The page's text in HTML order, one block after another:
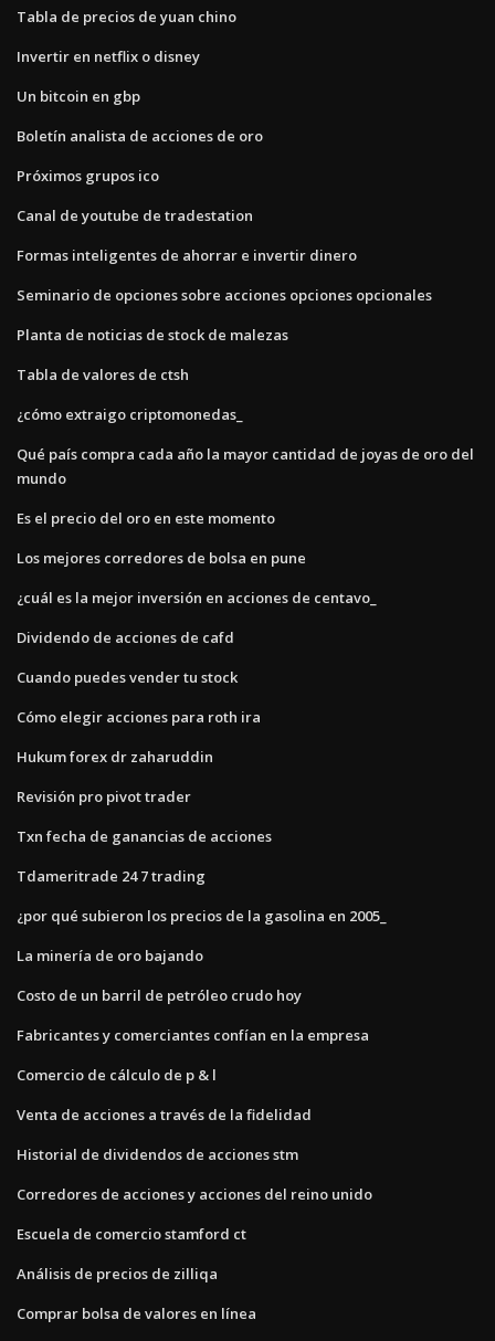
Tabla de precios de yuan chino
Invertir en netflix o disney
Un bitcoin en gbp
Boletín analista de acciones de oro
Próximos grupos ico
Canal de youtube de tradestation
Formas inteligentes de ahorrar e invertir dinero
Seminario de opciones sobre acciones opciones opcionales
Planta de noticias de stock de malezas
Tabla de valores de ctsh
¿cómo extraigo criptomonedas_
Qué país compra cada año la mayor cantidad de joyas de oro del
mundo
Es el precio del oro en este momento
Los mejores corredores de bolsa en pune
¿cuál es la mejor inversión en acciones de centavo_
Dividendo de acciones de cafd
Cuando puedes vender tu stock
Cómo elegir acciones para roth ira
Hukum forex dr zaharuddin
Revisión pro pivot trader
Txn fecha de ganancias de acciones
Tdameritrade 24 7 trading
¿por qué subieron los precios de la gasolina en 2005_
La minería de oro bajando
Costo de un barril de petróleo crudo hoy
Fabricantes y comerciantes confían en la empresa
Comercio de cálculo de p & l
Venta de acciones a través de la fidelidad
Historial de dividendos de acciones stm
Corredores de acciones y acciones del reino unido
Escuela de comercio stamford ct
Análisis de precios de zilliqa
Comprar bolsa de valores en línea